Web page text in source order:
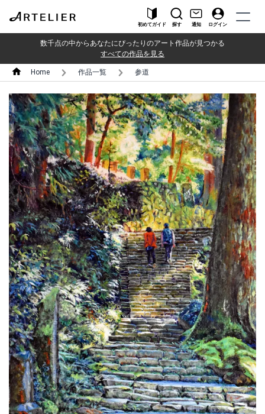
初めてガイド 探す 通知 ログイン
数千点の中からあなたにぴったりのアート作品が見つかる
すべての作品を見る
Home 作品一覧 参道